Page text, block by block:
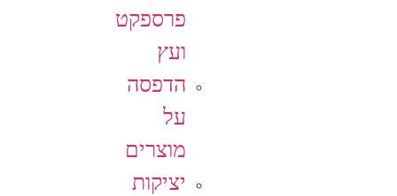
פרספקט
ועץ
הדפסה
על
מוצרים
יציקות